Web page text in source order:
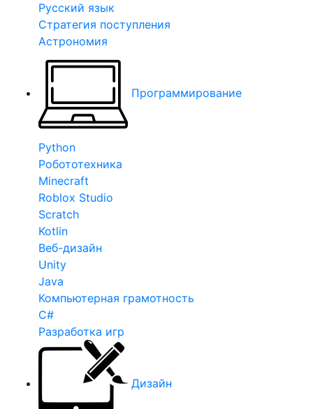
Русский язык
Стратегия поступления
Астрономия
Программирование
Python
Робототехника
Minecraft
Roblox Studio
Scratch
Kotlin
Веб-дизайн
Unity
Java
Компьютерная грамотность
C#
Разработка игр
Дизайн